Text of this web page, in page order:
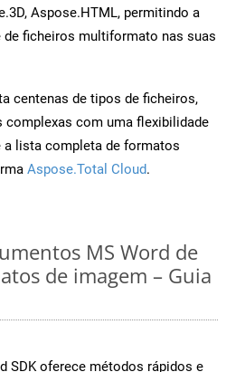
Aspose.HTML, permitindo a
de ficheiros multiformato nas suas
centenas de tipos de ficheiros,
complexas com uma flexibilidade
a lista completa de formatos
Aspose.Total Cloud.
MS Word de
de imagem – Guia
SDK oferece métodos rápidos e